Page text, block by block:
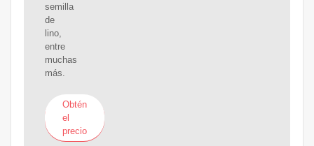
semilla
de
lino,
entre
muchas
más.
Obtén
el
precio